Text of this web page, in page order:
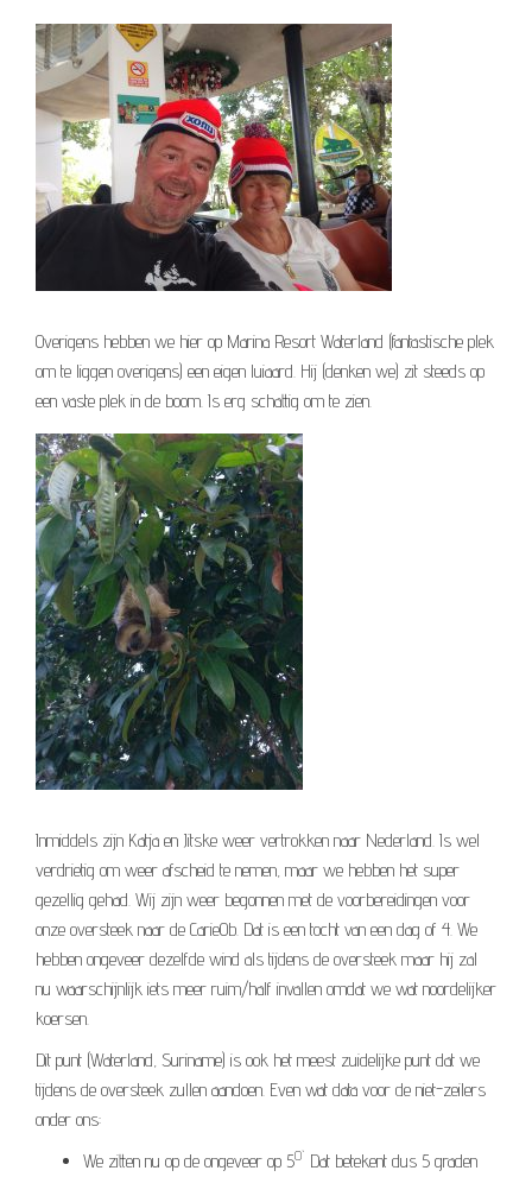
Overigens hebben we hier op Marina Resort Waterland (fantastische plek
om te liggen overigens) een eigen luiaard. Hij (denken we) zit steeds op
een vaste plek in de boom. Is erg schattig om te zien.
Inmiddels zijn Katja en Jitske weer vertrokken naar Nederland. Is wel
verdrietig om weer afscheid te nemen, maar we hebben het super
gezellig gehad. Wij zijn weer begonnen met de voorbereidingen voor
onze oversteek naar de Carie0b. Dat is een tocht van een dag of 4. We
hebben ongeveer dezelfde wind als tijdens de oversteek maar hij zal
nu waarschijnlijk iets meer ruim/half invallen omdat we wat noordelijker
koersen.
Dit punt (Waterland, Suriname) is ook het meest zuidelijke punt dat we
tijdens de oversteek zullen aandoen. Even wat data voor de niet-zeilers
onder ons:
We zitten nu op de ongeveer op 50` Dat betekent dus 5 graden